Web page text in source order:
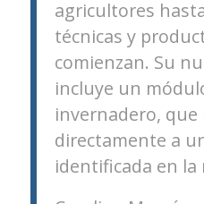
agricultores
técnicas y
comienzan. Su
incluye un
invernadero, que
directamente a
identificada en la